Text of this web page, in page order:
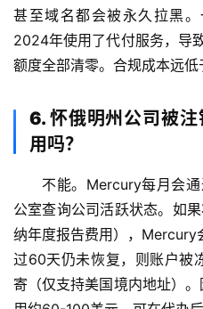
甚至域名都会被永久拉黑
2024年使用了代付服务，导
额度全部清零。合规成本远低
6. 怀俄明州公司被
用吗？
不能。Mercury每月会
公室查询公司活跃状态。如
纳年度报告费用），Mercury
过60天仍未恢复，则账户被
寄（仅支持美国境内地址）